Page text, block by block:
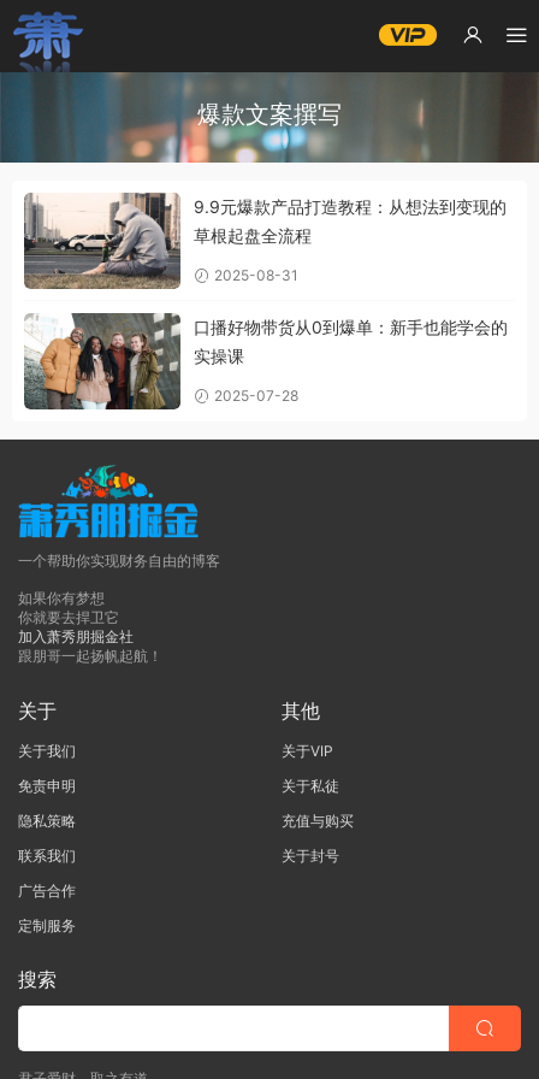
爆款文案撰写
9.9元爆款产品打造教程：从想法到变现的
草根起盘全流程
2025-08-31
口播好物带货从0到爆单：新手也能学会的
实操课
2025-07-28
一个帮助你实现财务自由的博客
如果你有梦想
你就要去捍卫它
加入萧秀朋掘金社
跟朋哥一起扬帆起航！
关于
关于我们
免责申明
隐私策略
联系我们
广告合作
定制服务
其他
关于VIP
关于私徒
充值与购买
关于封号
搜索